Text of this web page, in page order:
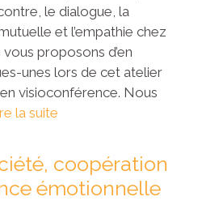
le dialogue, la
et l’empathie chez
proposons d’en
unes lors de cet atelier
visioconférence. Nous
la suite
coopération
émotionnelle